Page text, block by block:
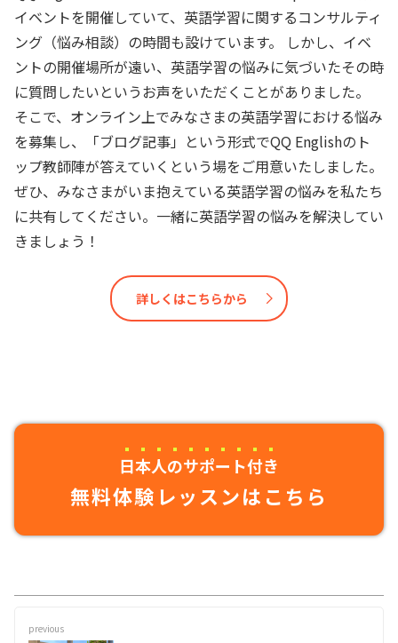
イベントを開催していて、英語学習に関するコンサルティ
ング（悩み相談）の時間も設けています。 しかし、イベ
ントの開催場所が遠い、英語学習の悩みに気づいたその時
に質問したいというお声をいただくことがありました。
そこで、オンライン上でみなさまの英語学習における悩み
を募集し、「ブログ記事」という形式でQQ Englishのト
ップ教師陣が答えていくという場をご用意いたしました。
ぜひ、みなさまがいま抱えている英語学習の悩みを私たち
に共有してください。一緒に英語学習の悩みを解決してい
きましょう！
詳しくはこちらから
日本人のサポート付き
無料体験レッスンはこちら
previous